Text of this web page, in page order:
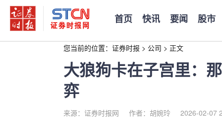
首页 快讯 要闻 股市
您当前的位置： 证券时报 > 公司 > 正文
大狼狗卡在子宫里：
弈
来源：证券时报网 作者：胡婉玲 2026-02-07